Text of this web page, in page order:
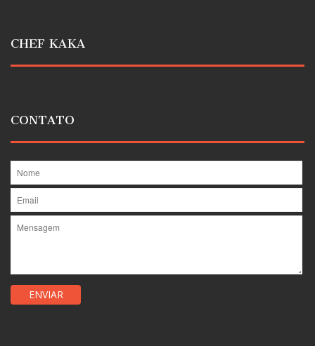
CHEF KAKA
CONTATO